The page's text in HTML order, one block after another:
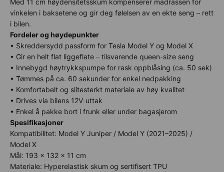
vinkelen i baksetene og gir deg følelsen av en ekte seng – rett
i bilen.
Fordeler og høydepunkter
• Skreddersydd passform for Tesla Model Y og Model X
• Gir en helt flat liggeflate – tilsvarende queen-size seng
• Innebygd høytrykkspumpe for rask oppblåsing (ca. 50 sek)
• Tømmes på ca. 60 sekunder for enkel nedpakking
• Komfortabelt og slitesterkt materiale av høy kvalitet
• Drives via bilens 12V-uttak
• Enkel å pakke bort i frunk eller under bagasjerom
Spesifikasjoner
Kompatibilitet: Model Y Juniper / Model Y (2021–2025) /
Model X
Mål: 193 × 132 × 11 cm
Materiale: Hyperelastisk skum og sertifisert TPU